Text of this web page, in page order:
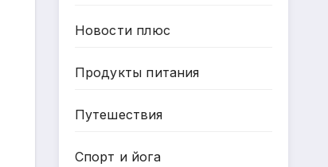
Новости плюс
Продукты питания
Путешествия
Спорт и йога